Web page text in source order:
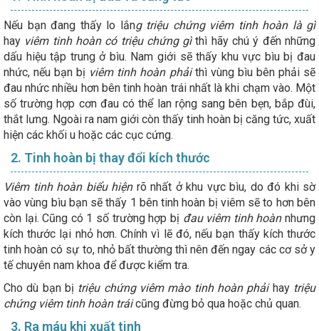
Nếu bạn đang thấy lo lắng triệu chứng viêm tinh hoàn là gì
hay viêm tinh hoàn có triệu chứng gì thì hãy chú ý đến những
dấu hiệu tập trung ở bìu. Nam giới sẽ thấy khu vực bìu bị đau
nhức, nếu bạn bị viêm tinh hoàn phảithì vùng bìu bên phải sẽ
đau nhức nhiều hơn bên tinh hoàn trái nhất là khi chạm vào. Một
số trường hợp cơn đau có thể lan rộng sang bên bẹn, bắp đùi,
thắt lưng. Ngoài ra nam giới còn thấy tinh hoàn bị căng tức, xuất
hiện các khối u hoặc các cục cứng.
2. Tinh hoàn bị thay đổi kích thước
Viêm tinh hoàn biểu hiệnrõ nhất ở khu vực bìu, do đó khi sờ
vào vùng bìu bạn sẽ thấy 1 bên tinh hoàn bị viêm sẽ to hơn bên
còn lại. Cũng có 1 số trường hợp bị đau viêm tinh hoànnhưng
kích thước lại nhỏ hơn. Chính vì lẽ đó, nếu bạn thấy kích thước
tinh hoàn có sự to, nhỏ bất thường thì nên đến ngay các cơ sở y
tế chuyên nam khoa để được kiểm tra.
Cho dù bạn bị triệu chứng viêm mào tinh hoàn phảihay triệu
chứng viêm tinh hoàn tráicũng đừng bỏ qua hoặc chủ quan.
3. Ra máu khi xuất tinh